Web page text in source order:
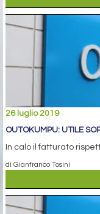
26 luglio 2019
OUTOKUMPU: UTILE
In calo il fatturato
di Gianfranco Tosini